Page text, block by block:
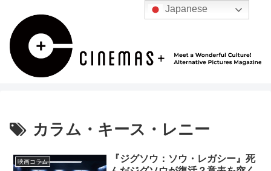
カラム・キース・レニー
映画コラム
『ジグソウ：ソウ・レガシー』死
Japanese